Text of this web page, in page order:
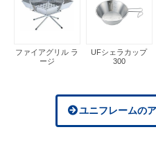
ファイアグリル ラ
ージ
UFシェラカップ
300
ユニフレームの